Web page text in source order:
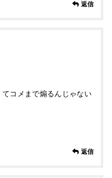
返信
コメまで煽るんじゃない
返信